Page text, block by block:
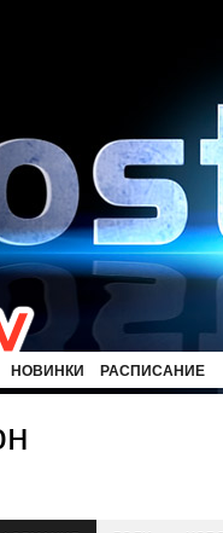
НОВИНКИ РАСПИСАНИЕ